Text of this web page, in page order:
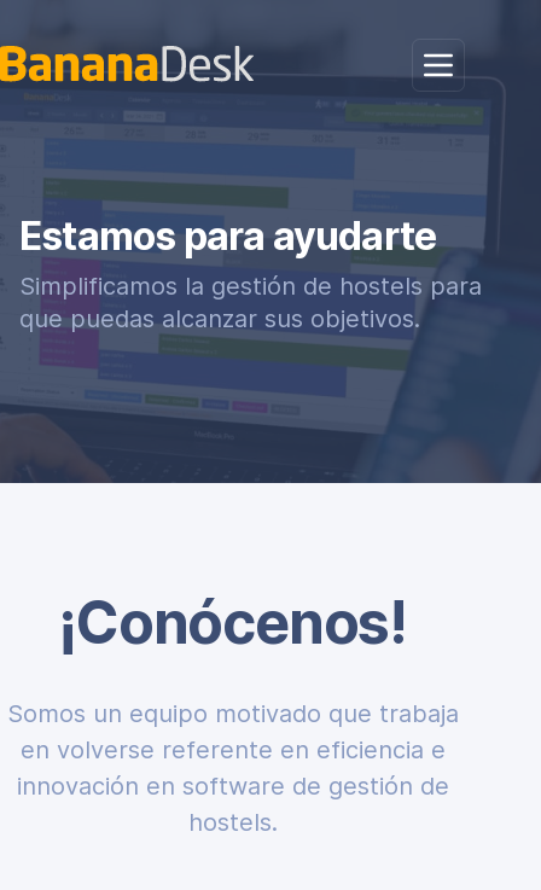
Estamos para ayudarte
Simplificamos la gestión de hostels para
que puedas alcanzar sus objetivos.
¡Conócenos!
Somos un equipo motivado que trabaja
en volverse referente en eficiencia e
innovación en software de gestión de
hostels.